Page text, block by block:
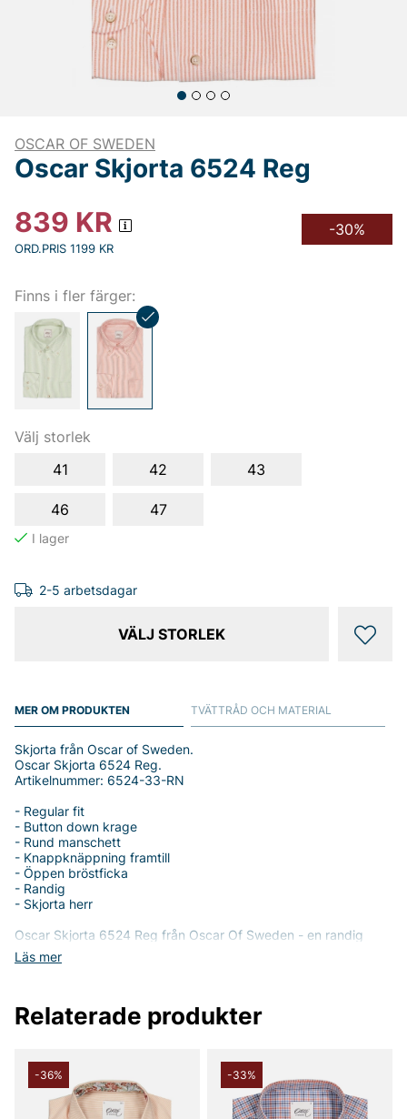
OSCAR OF SWEDEN
Oscar Skjorta 6524 Reg
839 KR
ORD.PRIS 1199 KR
-30%
Finns i fler färger:
Välj storlek
41
42 43
46 47
2-5 arbetsdagar
VÄLJ STORLEK
MER OM PRODUKTEN
Läs mer
Skjorta från Oscar of Sweden.
Oscar Skjorta 6524 Reg.
Artikelnummer: 6524-33-RN
- Regular fit
- Button down krage
- Rund manschett
- Knappknäppning framtill
- Öppen bröstficka
- Randig
- Skjorta herr
Oscar Skjorta 6524 Reg från Oscar Of Sweden - en randig
herrskjorta i 100% bomull med regular fit som förenar komfort
och stil. Den avslappnade passformen ger rörelsefrihet utan att
Skjortans detaljer är tydliga och funktionella: en button-down
knappknäppning framtill och en öppen bröstficka som ger en
subtil, praktisk detalj. Den rundade manschetten avslutar
ärmen med en ren och tidlös linje, vilket lyfter helhetsintrycket
utan att kännas överdrivet.
TVÄTTRÅD OCH MATERIAL
Relaterade produkter
-36% -33%